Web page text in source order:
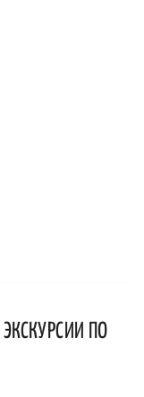
ЭКСКУРСИИ ПО